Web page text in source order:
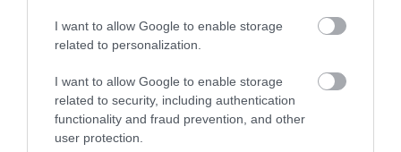
I want to allow Google to enable storage
related to personalization.
I want to allow Google to enable storage
related to security, including authentication
functionality and fraud prevention, and other
user protection.